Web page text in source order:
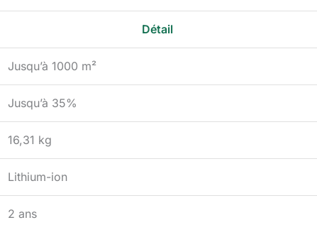
Détail
Jusqu’à 1000 m²
Jusqu’à 35%
16,31 kg
Lithium-ion
2 ans